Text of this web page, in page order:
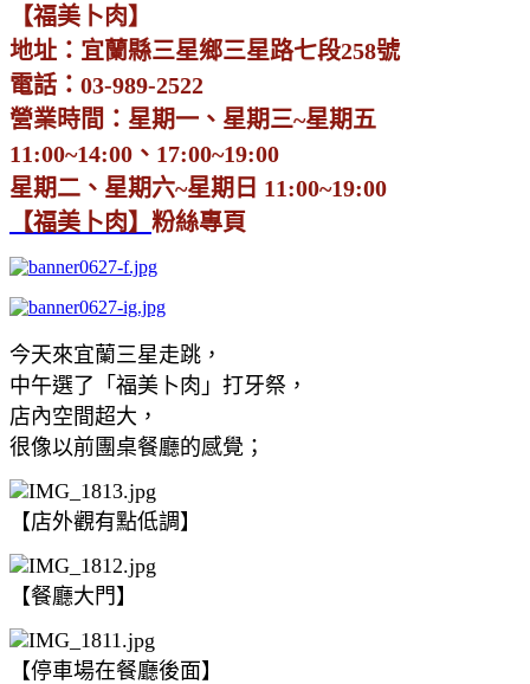
【福美卜肉】
地址：宜蘭縣三星鄉三星路七段258號
電話：03-989-2522
營業時間：星期一、星期三~星期五
11:00~14:00、17:00~19:00
星期二、星期六~星期日 11:00~19:00
【福美卜肉】 粉絲專頁
今天來宜蘭三星走跳，
中午選了「福美卜肉」打牙祭，
店內空間超大，
很像以前團桌餐廳的感覺；
【店外觀有點低調】
【餐廳大門】
【停車場在餐廳後面】